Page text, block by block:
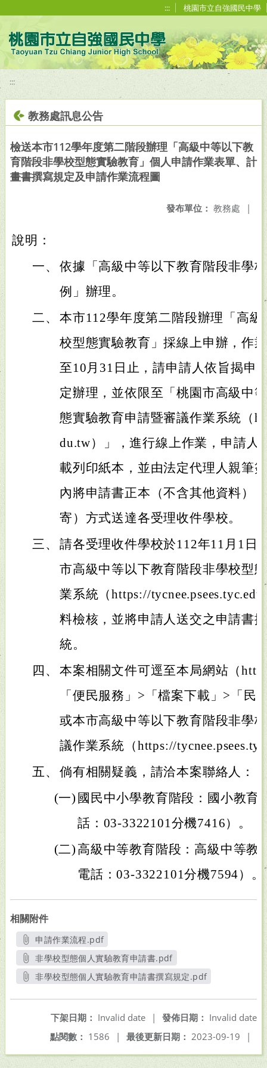
::: 桃園市立自強國民中學
:::
教務處訊息公告
檢送本市112學年度第二階段辦理「高級中等以下教
育階段非學校型態實驗教育」個人申請作業表單、計
畫書撰寫規定及申請作業流程圖
發布單位： 教務處 |
說明：
一、 依據「高級中等以下教育階段非學
例」辦理。
二、 本市112學年度第二階段辦理「高
校型態實驗教育」採線上申辦，作
至10月31日止，請申請人依旨揭申
定辦理，並依限至「桃園市高級中
態實驗教育申請暨審議作業系統（
du.tw）」，進行線上作業，申請人
載列印紙本，並由法定代理人親筆
內將申請書正本（不含其他資料）
寄）方式送達各受理收件學校。
三、 請各受理收件學校於112年11月1日
市高級中等以下教育階段非學校型
業系統（https://
料檢核，並將申請人送交之申請書
統。
四、 本案相關文件可逕至本局網站（
「便民服務」>「檔案下載」>「民
或本市高級中等以下教育階段非學
議作業系統（https://
五、 倘有相關疑義，請洽本案聯絡人：
(一) 國民中小學教育階段：國小教育
話：03-3322101分機7416）。
(二) 高級中等教育階段：高級中等教
電話：03-3322101分機7594）。
相關附件
申請作業流程.pdf
另開新視窗
非學校型態個人實驗教育申請書.pdf
另開新視窗
非學校型態個人實驗教育申請書撰寫規定.pdf
發佈日期： Invalid date
下架日期： Invalid date
|
最後更新日期： 2023-09-19 |
點閱數： 1586 |